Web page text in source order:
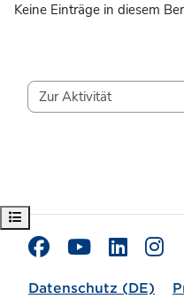
Kursindex öffnen
Keine Einträge in diesem
Zur Aktivität
Datenschutz (DE)